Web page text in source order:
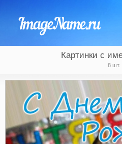
Картинки с
8 шт.